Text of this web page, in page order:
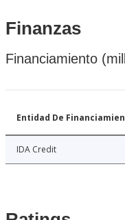
Finanzas
Financiamiento
Entidad De
IDA Credit